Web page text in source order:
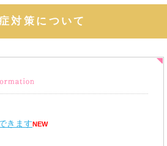
対策について
きます NEW